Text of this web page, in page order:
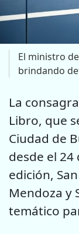
El ministro
brindando
La
Libro, que
Ciudad de
desde el 24
edición,
Mendoza y
temático